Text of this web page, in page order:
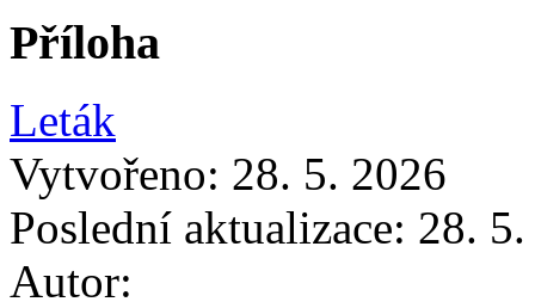
Příloha
Leták
Vytvořeno: 28. 5. 2026
Poslední aktualizace: 28.
Autor: